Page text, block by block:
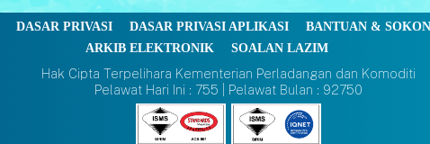
DASAR PRIVASI DASAR PRIVASI APLIKASI
BANTUAN &
ARKIB ELEKTRONIK
SOALAN LAZIM
Hak Cipta Terpelihara Kementerian Perladangan dan Komoditi
Pelawat Hari Ini : 755 | Pelawat Bulan : 92750